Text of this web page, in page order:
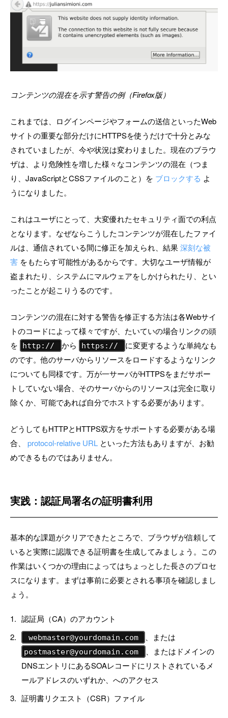
コンテンツの混在を示す警告の例（Firefox版）
これまでは、ログインページやフォームの送信といったWeb
サイトの重要な部分だけにHTTPSを使うだけで十分とみな
されていましたが、今や状況は変わりました。現在のブラウ
ザは、より危険性を増した様々なコンテンツの混在（つま
り、JavaScriptとCSSファイルのこと）を ブロックする よ
うになりました。
これはユーザにとって、大変優れたセキュリティ面での利点
となります。なぜならこうしたコンテンツが混在したファイ
ルは、通信されている間に修正を加えられ、結果深刻な被
害 をもたらす可能性があるからです。大切なユーザ情報が
盗まれたり、システムにマルウェアをしかけられたり、とい
ったことが起こりうるのです。
コンテンツの混在に対する警告を修正する方法は各Webサイ
トのコードによって様々ですが、たいていの場合リンクの頭
を
http:// から https://
に変更するような単純なも
のです。他のサーバからリソースをロードするようなリンク
についても同様です。万が一サーバがHTTPSをまだサポー
トしていない場合、そのサーバからのリソースは完全に取り
除くか、可能であれば自分でホストする必要があります。
どうしてもHTTPとHTTPS双方をサポートする必要がある場
合、 protocol-relative URL といった方法もありますが、お勧
めできるものではありません。
実践：認証局署名の証明書利用
基本的な課題がクリアできたところで、ブラウザが信頼して
いると実際に認識できる証明書を生成してみましょう。この
作業はいくつかの理由によってはちょっとした長さのプロセ
スになります。まずは事前に必要とされる事項を確認しまし
ょう。
認証局（CA）のアカウント
webmaster@yourdomain.com 、または
postmaster@yourdomain.com
、またはドメインの
DNSエントリにあるSOAレコードにリストされているメ
ールアドレスのいずれか、へのアクセス
証明書リクエスト（CSR）ファイル